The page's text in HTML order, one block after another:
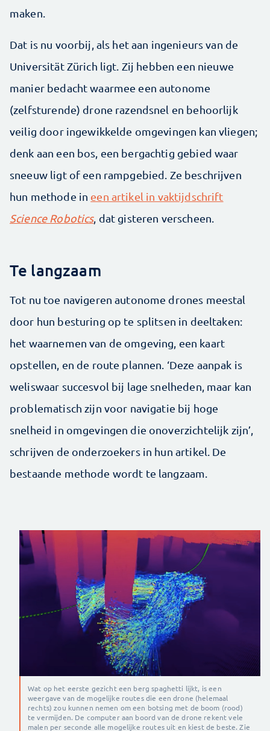
maken.
Dat is nu voorbij, als het aan ingenieurs van de
Universität Zürich ligt. Zij hebben een nieuwe
manier bedacht waarmee een autonome
(zelfsturende) drone razendsnel en behoorlijk
veilig door ingewikkelde omgevingen kan vliegen;
denk aan een bos, een bergachtig gebied waar
sneeuw ligt of een rampgebied. Ze beschrijven
hun methode in een artikel in vaktijdschrift
Science Robotics, dat gisteren verscheen.
Te langzaam
Tot nu toe navigeren autonome drones meestal
door hun besturing op te splitsen in deeltaken:
het waarnemen van de omgeving, een kaart
opstellen, en de route plannen. ‘Deze aanpak is
weliswaar succesvol bij lage snelheden, maar kan
problematisch zijn voor navigatie bij hoge
snelheid in omgevingen die onoverzichtelijk zijn’,
schrijven de onderzoekers in hun artikel. De
bestaande methode wordt te langzaam.
Wat op het eerste gezicht een berg spaghetti lijkt, is een
weergave van de mogelijke routes die een drone (helemaal
rechts) zou kunnen nemen om een botsing met de boom (rood)
te vermijden. De computer aan boord van de drone rekent vele
malen per seconde alle mogelijke routes uit en kiest de beste. Zie